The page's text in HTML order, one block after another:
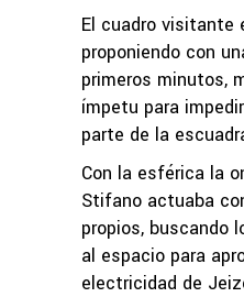
El cuadro visitante
proponiendo con
primeros minutos,
ímpetu para
parte de la
Con la esférica la
Stifano actuaba
propios, buscando
al espacio para
electricidad de